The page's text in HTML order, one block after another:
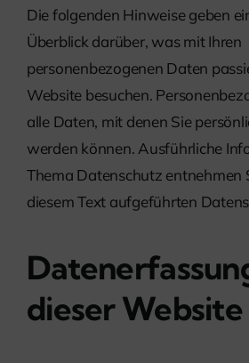
Die folgenden Hinweise geben
Überblick darüber, was mit Ihren
personenbezogenen Daten
Website besuchen.
alle Daten, mit denen Sie
werden können. Ausführliche
Thema Datenschutz entnehmen
diesem Text aufgeführten
dieser Website